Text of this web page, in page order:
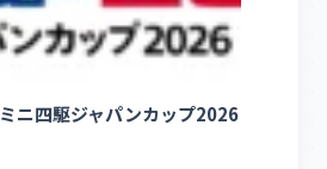
ニ四駆ジャパンカップ2026